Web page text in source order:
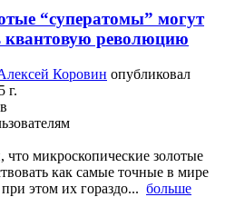
“суператомы” могут
квантовую революцию
Коровин опубликовал
г.
микроскопические золотые
как самые точные в мире
этом их гораздо... больше